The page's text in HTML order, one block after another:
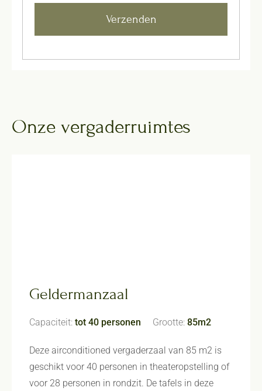
Verzenden
Onze vergaderruimtes
Geldermanzaal
Capaciteit: tot 40 personen Grootte: 85m2
Deze airconditioned vergaderzaal van 85 m2 is
geschikt voor 40 personen in theateropstelling of
voor 28 personen in rondzit. De tafels in deze